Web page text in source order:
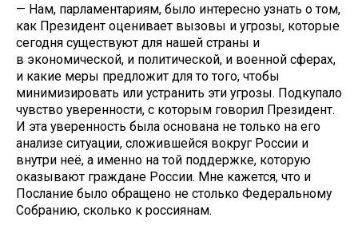
— Нам, парламентариям, было интересно узнать о том,
как Президент оценивает вызовы и угрозы, которые
сегодня существуют для нашей страны и
в экономической, и политической, и военной сферах,
и какие меры предложит для то того, чтобы
минимизировать или устранить эти угрозы. Подкупало
чувство уверенности, с которым говорил Президент.
И эта уверенность была основана не только на его
анализе ситуации, сложившейся вокруг России и
внутри неё, а именно на той поддержке, которую
оказывают граждане России. Мне кажется, что и
Послание было обращено не столько Федеральному
Собранию, сколько к россиянам.